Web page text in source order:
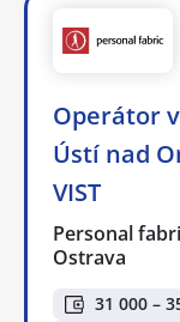
Operátor
Ústí nad
VIST
Personal
Ostrava
31 000 –